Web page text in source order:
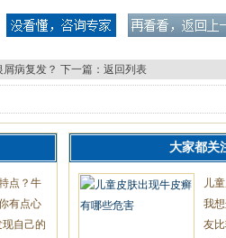
病复发？ 下一篇： 返回列表
点？牛
有点心
自己的
大家都关
儿
我
友